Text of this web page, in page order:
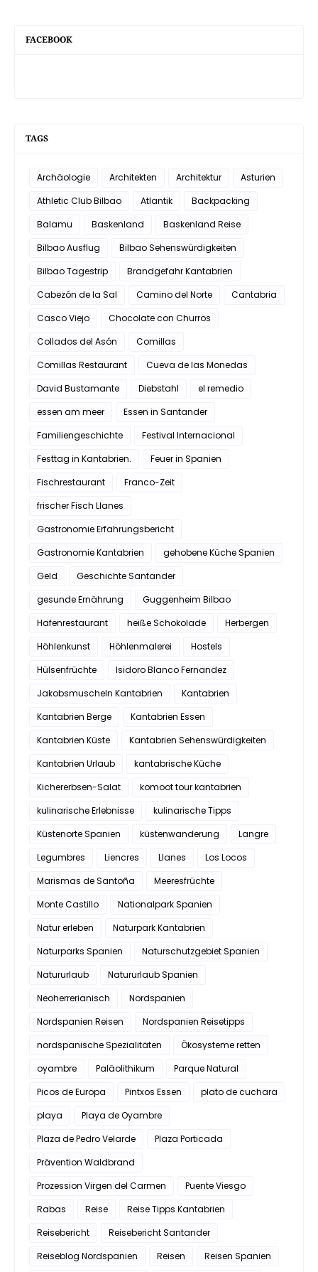
FACEBOOK
TAGS
Archäologie Architekten Architektur
Asturien
Athletic Club Bilbao
Atlantik
Backpacking
Balamu
Baskenland
Baskenland Reise
Bilbao Ausflug
Bilbao Sehenswürdigkeiten
Bilbao Tagestrip
Brandgefahr Kantabrien
Cabezón de la Sal
Camino del Norte
Cantabria
Casco Viejo
Chocolate con Churros
Collados del Asón
Comillas
Comillas Restaurant
Cueva de las Monedas
David Bustamante
Diebstahl
el remedio
essen am meer
Essen in Santander
Familiengeschichte
Festival Internacional
Festtag in Kantabrien.
Feuer in Spanien
Fischrestaurant
Franco-Zeit
frischer Fisch Llanes
Gastronomie Erfahrungsbericht
Gastronomie Kantabrien
gehobene Küche Spanien
Geld
Geschichte Santander
gesunde Ernährung
Guggenheim Bilbao
Hafenrestaurant
heiße Schokolade
Herbergen
Höhlenkunst
Höhlenmalerei
Hostels
Hülsenfrüchte
Isidoro Blanco Fernandez
Jakobsmuscheln Kantabrien
Kantabrien
Kantabrien Berge
Kantabrien Essen
Kantabrien Küste
Kantabrien Sehenswürdigkeiten
Kantabrien Urlaub
kantabrische Küche
Kichererbsen-Salat
komoot tour kantabrien
kulinarische Erlebnisse
kulinarische Tipps
Küstenorte Spanien
küstenwanderung
Langre
Legumbres
Liencres Llanes
Los Locos
Marismas de Santoña
Meeresfrüchte
Monte Castillo
Nationalpark Spanien
Natur erleben
Naturpark Kantabrien
Naturparks Spanien
Naturschutzgebiet Spanien
Natururlaub
Natururlaub Spanien
Neoherrerianisch
Nordspanien
Nordspanien Reisen
Nordspanien Reisetipps
nordspanische Spezialitäten
Ökosysteme retten
oyambre
Paläolithikum
Parque Natural
Picos de Europa
Pintxos Essen
plato de cuchara
playa
Playa de Oyambre
Plaza de Pedro Velarde
Plaza Porticada
Prävention Waldbrand
Prozession Virgen del Carmen
Puente Viesgo
Rabas
Reise
Reise Tipps Kantabrien
Reisebericht
Reisebericht Santander
Reiseblog Nordspanien
Reisen
Reisen Spanien